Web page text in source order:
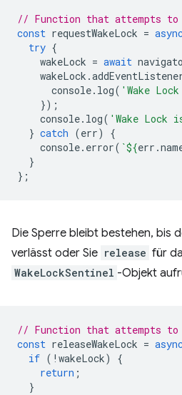
// Function that attempts to
const requestWakeLock =
try {
wakeLock = await
wakeLock .
console. log( 'Wake
});
console. log( 'Wake Lock
} catch (err)
{
console. error( `${err .
}
};
Die Sperre bleibt bestehen, bis
verlässt oder Sie release für
WakeLockSentinel -Objekt
// Function that attempts to
const releaseWakeLock =
if ( ! wakeLock)
{
return ;
}